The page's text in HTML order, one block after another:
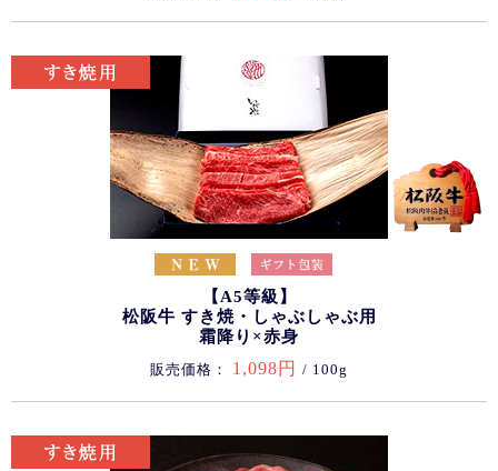
【A5等級】
松阪牛 すき焼・しゃぶしゃぶ用
霜降り×赤身
販売価格： 1,098円 / 100g